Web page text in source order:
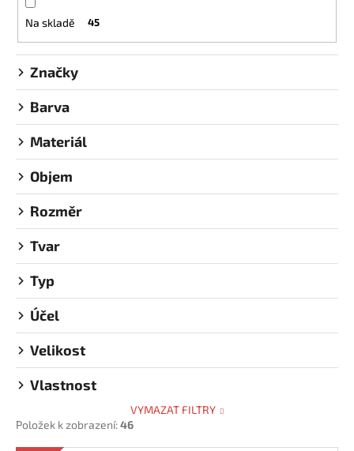
r
o
d
u
k
t
ů
Na skladě 45
Značky
Barva
Materiál
Objem
Rozměr
Tvar
Typ
Účel
Velikost
Vlastnost
VYMAZAT FILTRY
Položek k zobrazení:46